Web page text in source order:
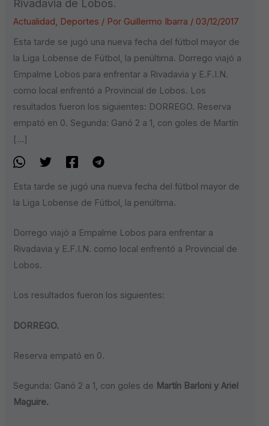
Rivadavia de Lobos.
Actualidad, Deportes / Por Guillermo Ibarra / 03/12/2017
Esta tarde se jugó una nueva fecha del fútbol mayor de
la Liga Lobense de Fútbol, la penúltima. Dorrego viajó a
Empalme Lobos para enfrentar a Rivadavia y E.F.I.N.
como local enfrentó a Provincial de Lobos. Los
resultados fueron los siguientes: DORREGO. Reserva
empató en 0. Segunda: Ganó 2 a 1, con goles de Martín
[…]
Esta tarde se jugó una nueva fecha del fútbol mayor de
la Liga Lobense de Fútbol, la penúltima.
Dorrego viajó a Empalme Lobos para enfrentar a
Rivadavia y E.F.I.N. como local enfrentó a Provincial de
Lobos.
Los resultados fueron los siguientes:
DORREGO.
Reserva empató en 0.
Segunda: Ganó 2 a 1, con goles de Martín Barloni y Ariel
Maguire.